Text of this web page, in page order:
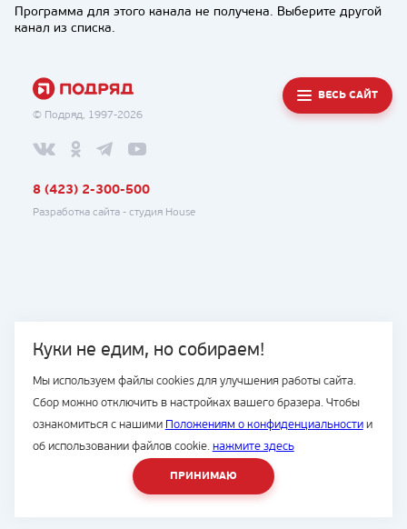
Куки не едим, но собираем!
Мы используем файлы cookies для улучшения работы сайта.
Сбор можно отключить в настройках вашего бразера. Чтобы
ознакомиться с нашими Положениям о конфиденциальностии
об использовании файлов cookie. нажмите здесь
ПРИНИМАЮ
Программа для этого канала не получена. Выберите другой
канал из списка.
© Подряд, 1997-2026
ВЕСЬ САЙТ
8 (423) 2-300-500
Разработка сайта - студия House